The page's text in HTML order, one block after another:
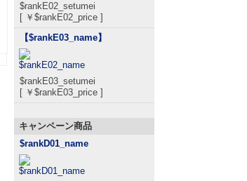
$rankE02_setumei
[ ￥$rankE02_price ]
【$rankE03_name】
$rankE03_setumei
[ ￥$rankE03_price ]
キャンペーン商品
$rankD01_name